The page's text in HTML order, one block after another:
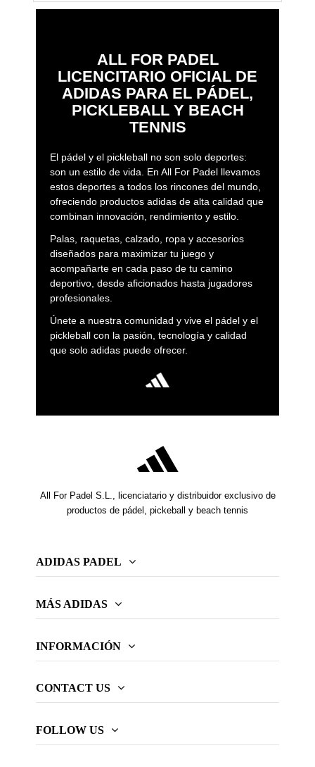
ALL FOR PADEL
LICENCITARIO OFICIAL DE
ADIDAS PARA EL PÁDEL,
PICKLEBALL Y BEACH
TENNIS
El pádel y el pickleball no son solo deportes:
son un estilo de vida. En All For Padel llevamos
estos deportes a todos los rincones del mundo,
ofreciendo productos adidas de alta calidad que
combinan innovación, rendimiento y estilo.
Palas, raquetas, calzado, ropa y accesorios
diseñados para maximizar tu juego y
acompañarte en cada paso de tu camino
deportivo, desde aficionados hasta jugadores
profesionales.
Únete a nuestra comunidad y vive el pádel y el
pickleball con la pasión, tecnología y calidad
que solo adidas puede ofrecer.
All For Padel S.L., licenciatario y distribuidor exclusivo de
productos de pádel, pickeball y beach tennis
ADIDAS PADEL
MÁS ADIDAS
INFORMACIÓN
CONTACT US
FOLLOW US